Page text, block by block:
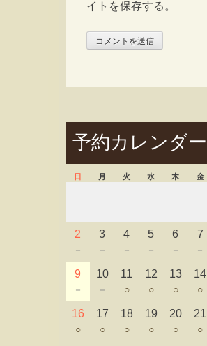
イトを保存する。
予約カレンダー
日 月 火 水 木 金
2
－
3
－
4
－
5
－
6
－
7
－
9
－
10
－
11
○
12
○
13
○
14
○
16
○
17
○
18
○
19
○
20
○
21
○